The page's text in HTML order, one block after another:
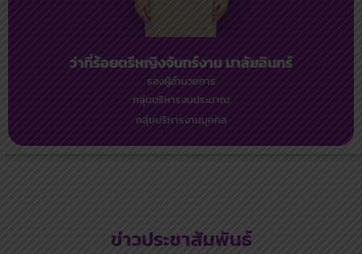
ว่าที่ร้อยตรีหญิงจันทร์งาม มาลัยอินทร์
รองผู้อำนวยการ
กลุ่มบริหารงบประมาณ
กลุ่มบริหารงานบุคคล
ข่าวประชาสัมพันธ์